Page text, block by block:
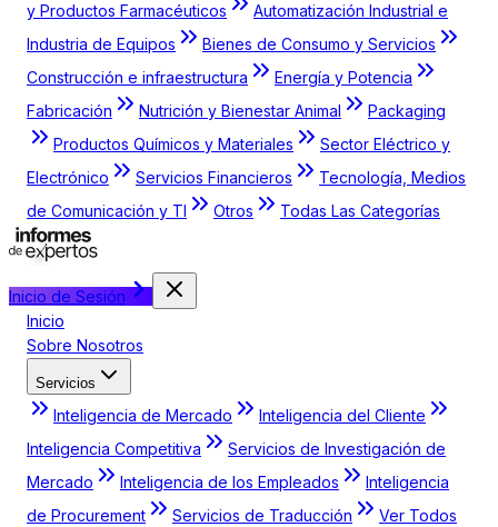
y Productos Farmacéuticos
Automatización Industrial e
Industria de Equipos
Bienes de Consumo y Servicios
Construcción e infraestructura
Energía y Potencia
Fabricación
Nutrición y Bienestar Animal
Packaging
Productos Químicos y Materiales
Sector Eléctrico y
Electrónico
Servicios Financieros
Tecnología, Medios
de Comunicación y TI
Otros Todas Las Categorías
Inicio de Sesión
Inicio
Sobre Nosotros
Servicios
Inteligencia de Mercado
Inteligencia del Cliente
Inteligencia Competitiva
Servicios de Investigación de
Mercado
Inteligencia de los Empleados
Inteligencia
de Procurement
Servicios de Traducción
Ver Todos